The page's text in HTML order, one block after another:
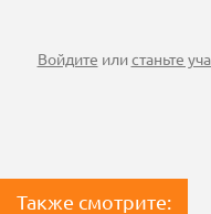
Войдите илистаньте
Также смотрите: